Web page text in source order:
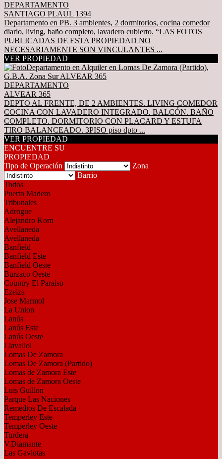
DEPARTAMENTO
SANTIAGO PLAUL 1394
Departamento en PB. 3 ambientes, 2 dormitorios, cocina comedor
diario, living, baño completo, lavadero cubierto. “LAS FOTOS
PUBLICADAS DE ESTA PROPIEDAD NO
NECESARIAMENTE SON VINCULANTES ...
VER PROPIEDAD
DEPARTAMENTO
ALVEAR 365
DEPTO AL FRENTE, DE 2 AMBIENTES. LIVING COMEDOR
COCINA CON LAVADERO INTEGRADO. BALCÓN. BAÑO
COMPLETO. DORMITORIO CON PLACARD Y ESTUFA
TIRO BALANCEADO. 3PISO piso dpto ...
VER PROPIEDAD
ENCUENTRE SU
PROPIEDAD
Tipo de Operación
Zona
Barrio
Todos
Puerto Madero
Tribunales
Adrogue
Alejandro Korn
Avellaneda
Avellaneda
Banfield
Banfield Este
Banfield Oeste
Burzaco Oeste
Country El Paraíso
Ezeiza
Jose Marmol
La Union
Lanús
Lanús Este
Lanús Oeste
Llavallol
Lomas De Zamora
Lomas De Zamora (Partido)
Lomas de Zamora Este
Lomas de Zamora Oeste
Luis Guillon
Parque Las Naciones
Remedios De Escalada
Temperley Este
Temperley Oeste
Turdera
V.Diamante
Las Gaviotas